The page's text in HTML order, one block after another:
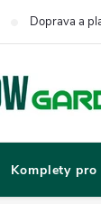
Doprava a
Komplety